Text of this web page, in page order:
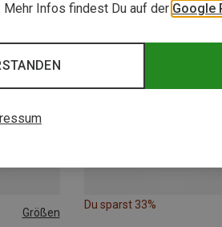
Größen
Du sparst 33%
Mehr Infos findest Du auf der Google